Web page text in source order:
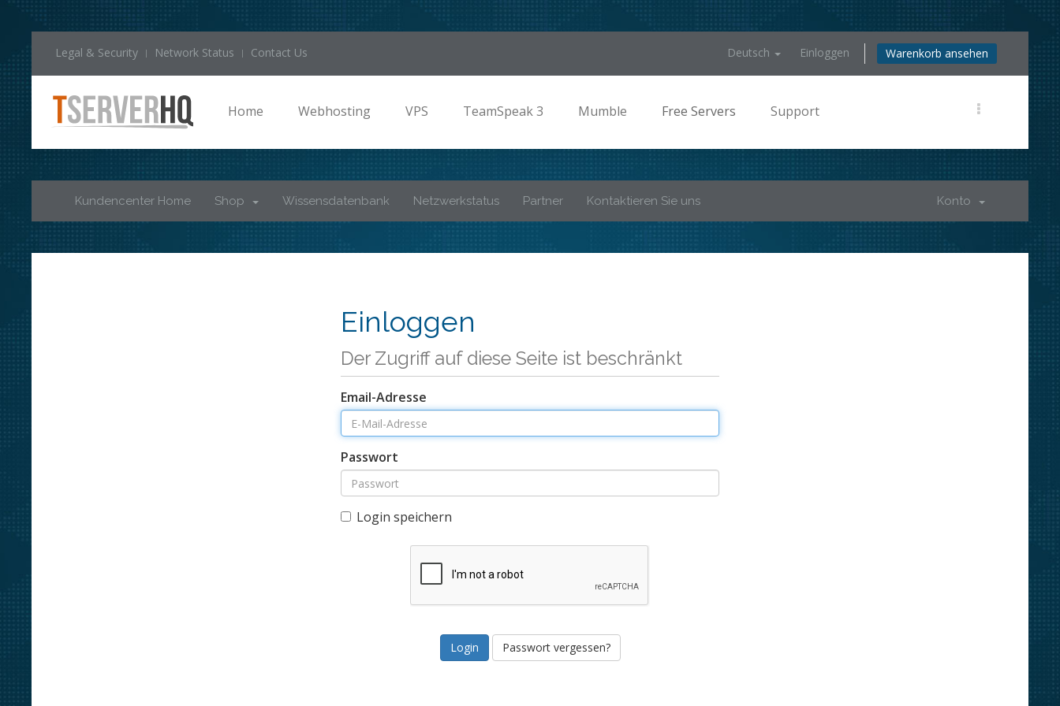
Legal & Security Network Status Contact Us Deutsch Einloggen Warenkorb ansehen
Home Webhosting VPS TeamSpeak 3 Mumble Free Servers Support
Kundencenter Home Shop Wissensdatenbank Netzwerkstatus Partner Kontaktieren Sie uns Konto
Einloggen
Der Zugriff auf diese Seite ist beschränkt
Email-Adresse
Passwort
Login speichern
Passwort vergessen?